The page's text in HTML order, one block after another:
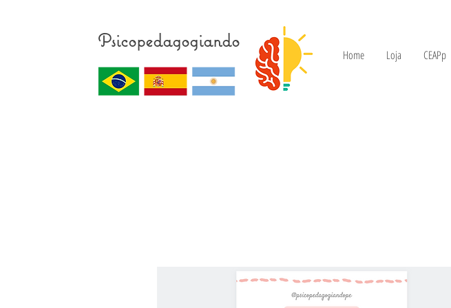
Psicopedagogiando
Home Loja CEAPp